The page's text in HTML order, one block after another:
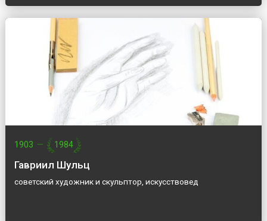
1903 — 1984
Гавриил Шульц
советский художник и скульптор, искусствовед